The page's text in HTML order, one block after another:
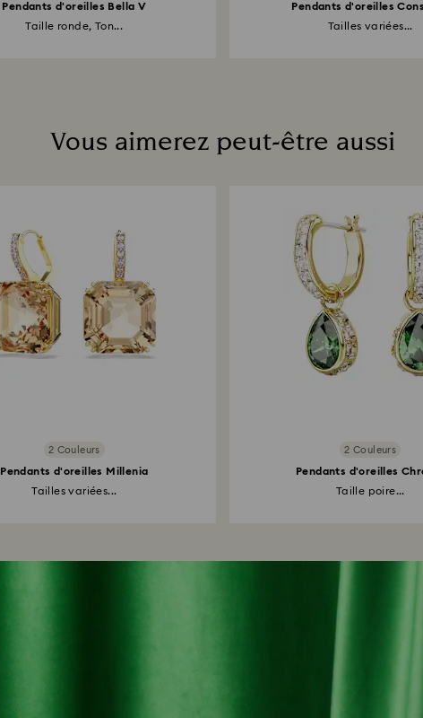
Pendants d'oreilles Bella V
Taille ronde, Ton...
Pendants d'oreilles
Tailles variées...
Vous aimerez peut-être aussi
2 Couleurs
Pendants d'oreilles Millenia
Tailles variées...
2 Couleurs
Pendants d'oreilles
Taille poire...